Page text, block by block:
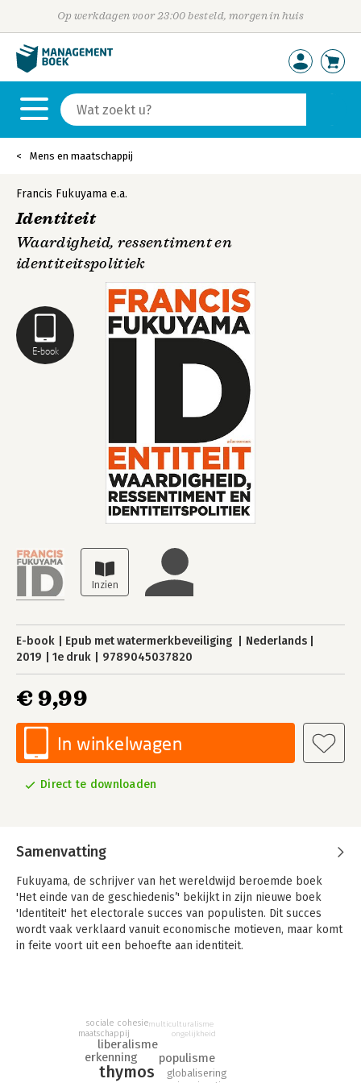
Op werkdagen voor 23:00 besteld, morgen in huis
Mens en maatschappij
E-book
Francis Fukuyama e.a.
Identiteit
Waardigheid, ressentiment en
identiteitspolitiek
E-book Epub met watermerkbeveiliging
Nederlands
2019
1e druk 9789045037820
€ 9,99
In winkelwagen
Direct te downloaden
Samenvatting
Fukuyama, de schrijver van het wereldwijd beroemde boek
'Het einde van de geschiedenis’' bekijkt in zijn nieuwe boek
'Identiteit' het electorale succes van populisten. Dit succes
wordt vaak verklaard vanuit economische motieven, maar komt
in feite voort uit een behoefte aan identiteit.
Voorheen streefde de liberale democratie naar universele
erkenning van burgerschap met onvervreemdbare rechten.
Nu heeft identiteitspolitiek op basis van religie, ras, etniciteit of
thymos
erkenning
liberalisme
populisme
globalisering
maatschappij
sociale cohesiemulticulturalisme
ongelijkheid